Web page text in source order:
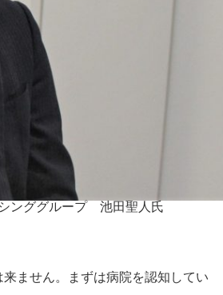
ンググループ 池田聖人氏
ません。まずは病院を認知してい